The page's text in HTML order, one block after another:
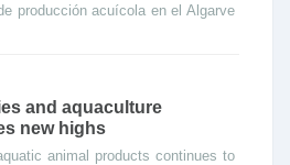
producción acuícola en el Algarve
and aquaculture
new highs
animal products continues to